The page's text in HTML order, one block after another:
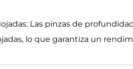
Las pinzas de
lo que garantiza un